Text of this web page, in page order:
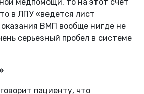
в ЛПУ «ведется лист
ВМП вообще нигде не
серьезный пробел в системе
пациенту, что